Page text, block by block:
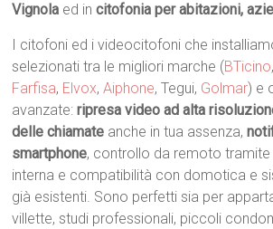
Vignola ed incitofonia per abitazioni,
I citofoni ed i videocitofoni che
selezionati tra le migliori marche (BTicino,
Farfisa, Elvox,Aiphone, Tegui, Golmar) e
avanzate:ripresa video ad alta
delle chiamate anche in tua assenza,
smartphone, controllo da remoto
interna e compatibilità con domotica e
già esistenti. Sono perfetti sia per
villette, studi professionali, piccoli